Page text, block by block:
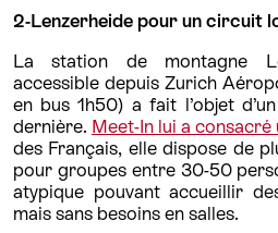
2-Lenzerheide pour un circuit
La station de montagne
accessible depuis Zurich
en bus 1h50) a fait l’objet
dernière. Meet-In lui a
des Français, elle dispose de
pour groupes entre 30-50
atypique pouvant accueillir
mais sans besoins en salles.